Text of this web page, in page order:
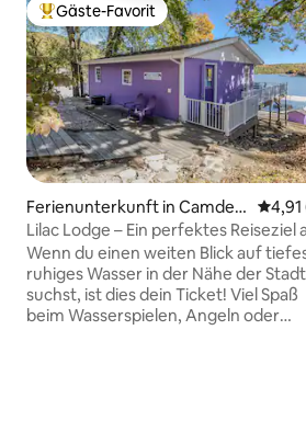
Beliebter Gäste-Favorit.
Gäste-Favorit
Ferienunterkunft in Camden
ton
4,91
Lilac Lodge – Ein perfektes Reiseziel
See!
Wenn du einen weiten Blick auf
ruhiges Wasser in der Nähe der Stadt
suchst, ist dies dein Ticket! Viel Spaß
beim Wasserspielen, Angeln oder